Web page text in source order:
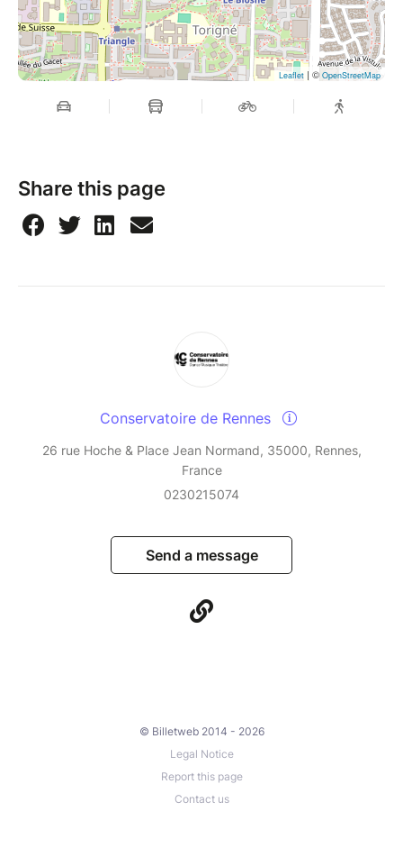
Leaflet | © OpenStreetMap
Share this page
Conservatoire de Rennes
26 rue Hoche & Place Jean Normand, 35000, Rennes,
France
0230215074
Send a message
© Billetweb 2014 - 2026
Legal Notice
Report this page
Contact us